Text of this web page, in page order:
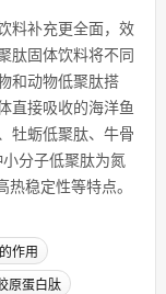
料补充更全面，效
肽固体饮料将不同
和动物低聚肽搭
直接吸收的海洋鱼
牡蛎低聚肽、牛骨
分子低聚肽为氮
稳定性等特点。
作用
原蛋白肽